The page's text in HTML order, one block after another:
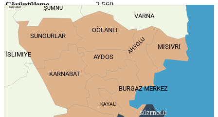
Görüntüleme
2.560
İSLIMIYE
BURGAZ MERKEZ
AYDOS
KAYALI
KARNABAT
OĞLANLI
SUNGURLAR
MISIVRI
AHYOLU
SÜZEBOLU
ESKI CUMA ŞUMNU
VARNA